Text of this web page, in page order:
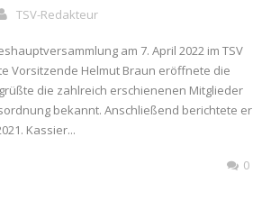
TSV-Redakteur
am 7. April 2022 im TSV
Vorsitzende Helmut Braun eröffnete die
die zahlreich erschienenen Mitglieder
bekannt. Anschließend berichtete er
Kassier...
0